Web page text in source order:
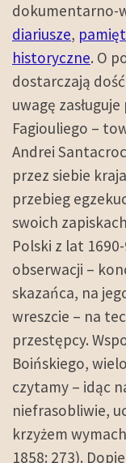
dokumentarno-
diariusze,
historyczne. O
dostarczają
uwagę
Fagiouliego –
Andrei
przez siebie
przebieg
swoich
Polski z lat
obserwacji –
skazańca, na
wreszcie – na
przestępcy.
Boińskiego,
czytamy – idąc
niefrasobliwie,
krzyżem
1858: 273).